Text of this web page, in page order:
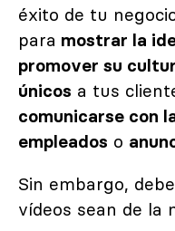
éxito de tu
para mostrar la
promover su
únicos a tus
comunicarse con
empleados o
Sin embargo,
vídeos sean de la